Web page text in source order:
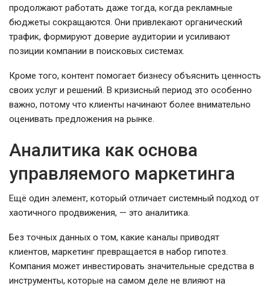
продолжают работать даже тогда, когда рекламные
бюджеты сокращаются. Они привлекают органический
трафик, формируют доверие аудитории и усиливают
позиции компании в поисковых системах.
Кроме того, контент помогает бизнесу объяснить ценность
своих услуг и решений. В кризисный период это особенно
важно, потому что клиенты начинают более внимательно
оценивать предложения на рынке.
Аналитика как основа
управляемого маркетинга
Ещё один элемент, который отличает системный подход от
хаотичного продвижения, — это аналитика.
Без точных данных о том, какие каналы приводят
клиентов, маркетинг превращается в набор гипотез.
Компания может инвестировать значительные средства в
инструменты, которые на самом деле не влияют на